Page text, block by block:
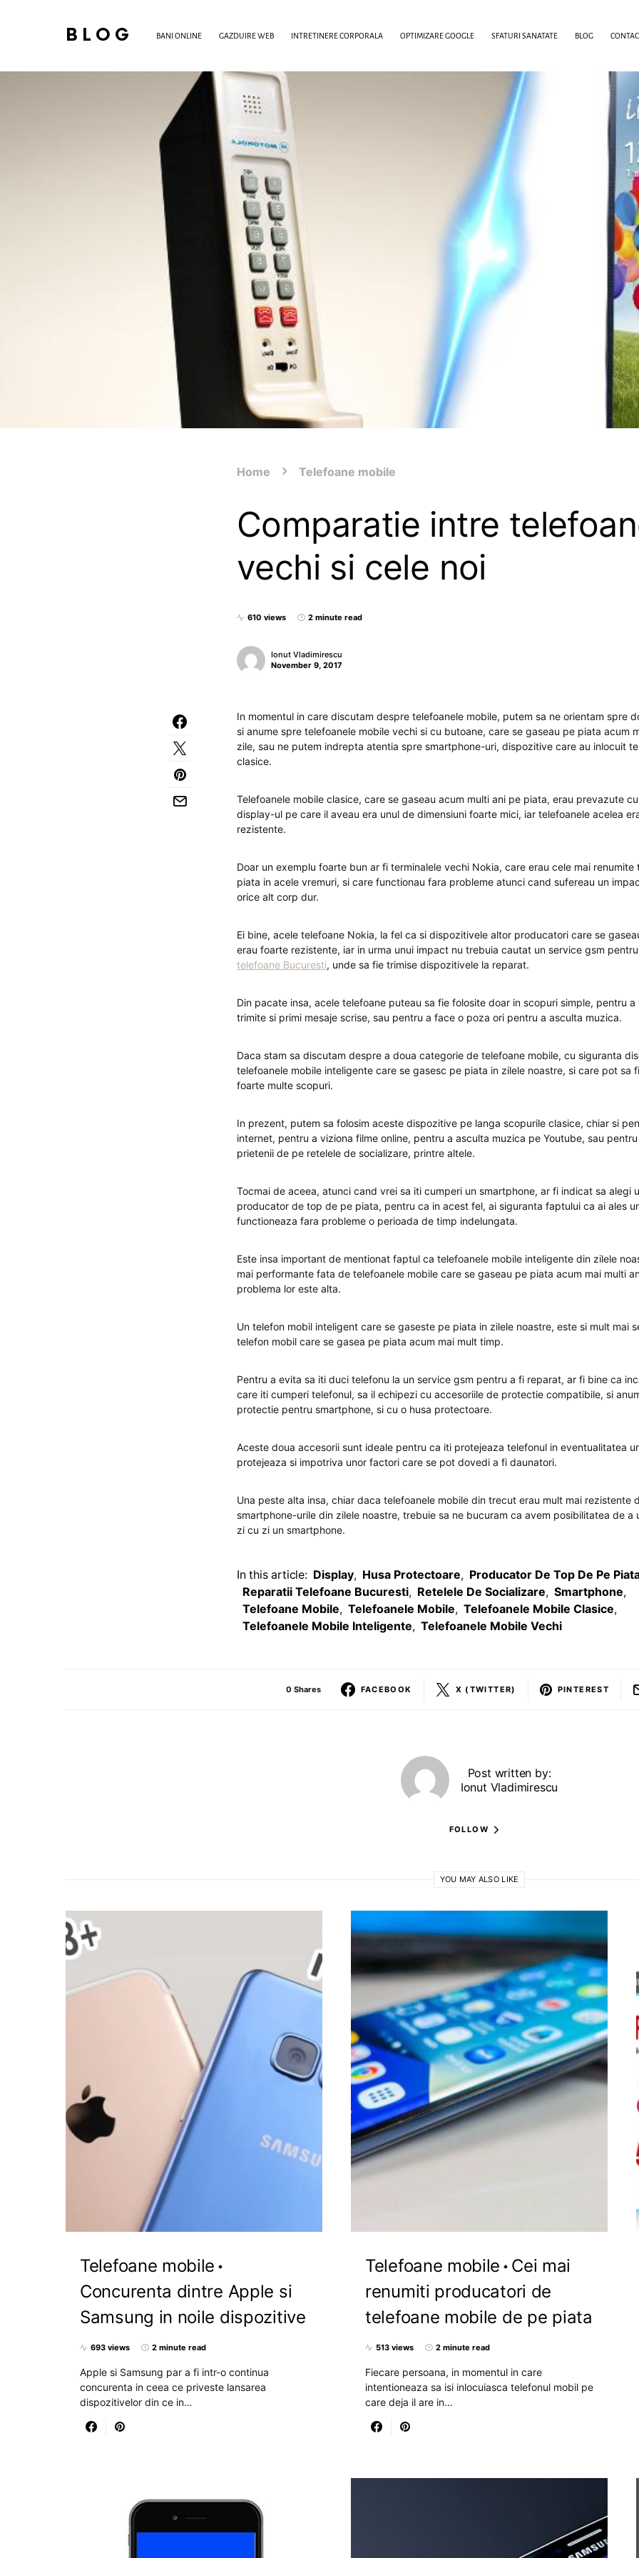
BLOG BANI ONLINE GAZDUIRE WEB INTRETINERE CORPORALA OPTIMIZARE GOOGLE SFATURI SANATATE BLOG
Home Telefoane mobile
Comparatie intre
vechi si cele noi
610 views 2 minute read
Ionut Vladimirescu
November 9, 2017
In momentul in care discutam despre telefoanele mobile, putem sa ne orientam spre
si anume spre telefoanele mobile vechi si cu butoane, care se gaseau pe piata acum
zile, sau ne putem indrepta atentia spre smartphone-uri, dispozitive care au inlocuit
clasice.
Telefoanele mobile clasice, care se gaseau acum multi ani pe piata, erau prevazute
display-ul pe care il aveau era unul de dimensiuni foarte mici, iar telefoanele acelea
rezistente.
Doar un exemplu foarte bun ar fi terminalele vechi Nokia, care erau cele mai renumite
piata in acele vremuri, si care functionau fara probleme atunci cand sufereau un
orice alt corp dur.
Ei bine, acele telefoane Nokia, la fel ca si dispozitivele altor producatori care se
erau foarte rezistente, iar in urma unui impact nu trebuia cautat un service gsm
telefoane Bucuresti, unde sa fie trimise dispozitivele la reparat.
Din pacate insa, acele telefoane puteau sa fie folosite doar in scopuri simple, pentru
trimite si primi mesaje scrise, sau pentru a face o poza ori pentru a asculta muzica.
Daca stam sa discutam despre a doua categorie de telefoane mobile, cu siguranta
telefoanele mobile inteligente care se gasesc pe piata in zilele noastre, si care pot sa
foarte multe scopuri.
In prezent, putem sa folosim aceste dispozitive pe langa scopurile clasice, chiar si
internet, pentru a viziona filme online, pentru a asculta muzica pe Youtube, sau
prietenii de pe retelele de socializare, printre altele.
Tocmai de aceea, atunci cand vrei sa iti cumperi un smartphone, ar fi indicat sa alegi
producator de top de pe piata, pentru ca in acest fel, ai siguranta faptului ca ai ales
functioneaza fara probleme o perioada de timp indelungata.
Este insa important de mentionat faptul ca telefoanele mobile inteligente din zilele
mai performante fata de telefoanele mobile care se gaseau pe piata acum mai multi
problema lor este alta.
Un telefon mobil inteligent care se gaseste pe piata in zilele noastre, este si mult mai
telefon mobil care se gasea pe piata acum mai mult timp.
Pentru a evita sa iti duci telefonu la un service gsm pentru a fi reparat, ar fi bine ca
care iti cumperi telefonul, sa il echipezi cu accesoriile de protectie compatibile, si
protectie pentru smartphone, si cu o husa protectoare.
Aceste doua accesorii sunt ideale pentru ca iti protejeaza telefonul in eventualitatea
protejeaza si impotriva unor factori care se pot dovedi a fi daunatori.
Una peste alta insa, chiar daca telefoanele mobile din trecut erau mult mai rezistente
smartphone-urile din zilele noastre, trebuie sa ne bucuram ca avem posibilitatea de a
zi cu zi un smartphone.
In this article: Display, Husa Protectoare, Producator De Top De Pe
Reparatii Telefoane Bucuresti, Retelele De Socializare, Smartphone,
Telefoane Mobile, Telefoanele Mobile, Telefoanele Mobile Clasice,
Telefoanele Mobile Inteligente, Telefoanele Mobile Vechi
0 Shares FACEBOOK X (TWITTER) PINTEREST
Post written by:
Ionut Vladimirescu
FOLLOW
YOU MAY ALSO LIKE
Telefoane mobile
Concurenta dintre Apple si
Samsung in noile dispozitive
693 views 2 minute read
Apple si Samsung par a fi intr-o continua
concurenta in ceea ce priveste lansarea
dispozitivelor din ce in…
Telefoane mobile
Cei mai
renumiti producatori de
telefoane mobile de pe piata
513 views 2 minute read
Fiecare persoana, in momentul in care
intentioneaza sa isi inlocuiasca telefonul mobil pe
care deja il are in…